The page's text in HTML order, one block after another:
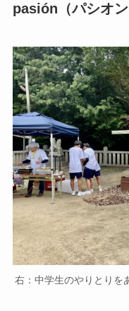
pasión（パシオン
右：中学生のやりとりを